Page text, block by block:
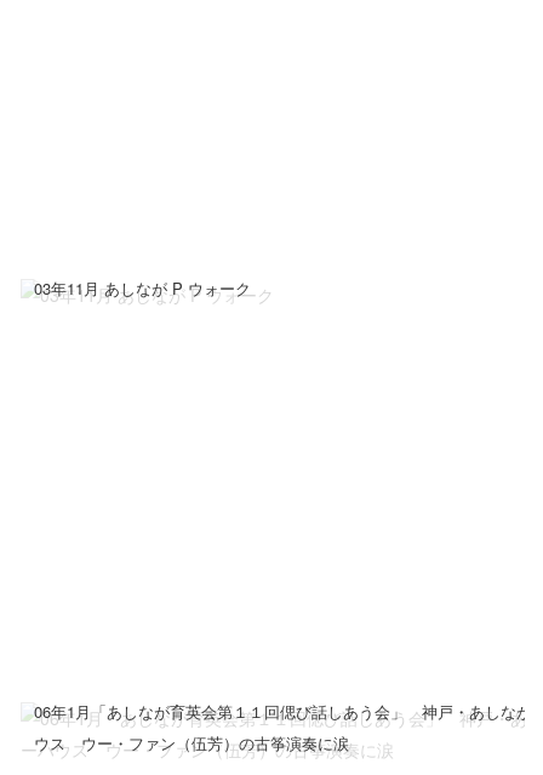
03年11月 あしなが P ウォーク
06年1月「あしなが育英会第１１回偲び話しあう会」 神戸・あしなが
ウス ウー・ファン（伍芳）の古筝演奏に涙